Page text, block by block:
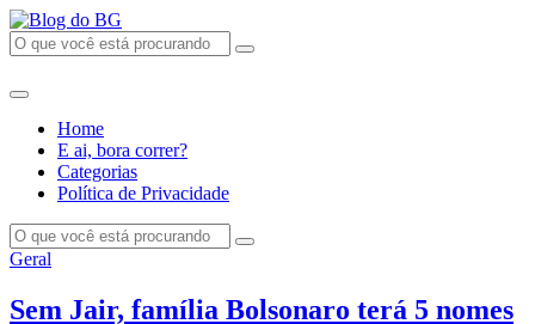
Home
E ai, bora correr?
Categorias
Política de Privacidade
Geral
Sem Jair, família Bolsonaro terá 5 nomes